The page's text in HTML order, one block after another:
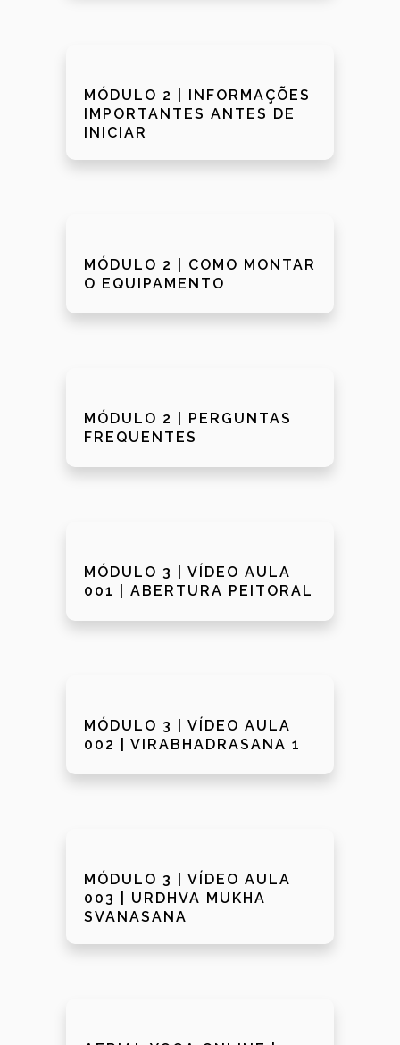
MÓDULO 2 | INFORMAÇÕES
IMPORTANTES ANTES DE
INICIAR
MÓDULO 2 | COMO MONTAR
O EQUIPAMENTO
MÓDULO 2 | PERGUNTAS
FREQUENTES
MÓDULO 3 | VÍDEO AULA
001 | ABERTURA PEITORAL
MÓDULO 3 | VÍDEO AULA
002 | VIRABHADRASANA 1
MÓDULO 3 | VÍDEO AULA
003 | URDHVA MUKHA
SVANASANA